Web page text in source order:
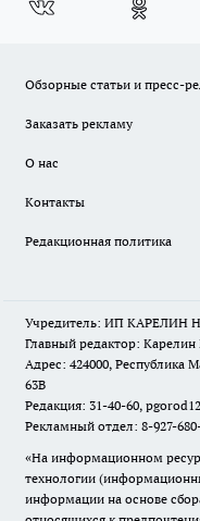
Обзорные статьи и пресс-
Заказать рекламу
О нас
Контакты
Редакционная политика
Учредитель: ИП КАРЕЛИН
Главный редактор:
Адрес: 424000, Республика
63В
Редакция: 31-40-60,
Рекламный отдел: 8-927-
«На информационном
технологии
информации на основе